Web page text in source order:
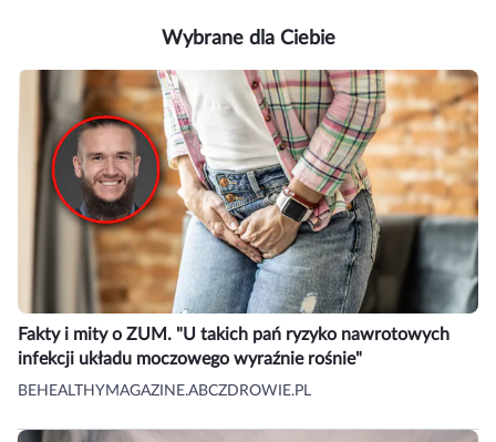
Wybrane dla Ciebie
Fakty i mity o ZUM. "U takich pań ryzyko nawrotowych
infekcji układu moczowego wyraźnie rośnie"
BEHEALTHYMAGAZINE.ABCZDROWIE.PL